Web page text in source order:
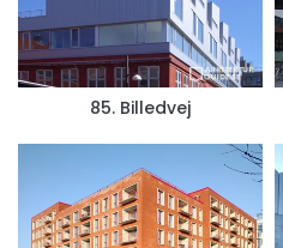
85. Billedvej